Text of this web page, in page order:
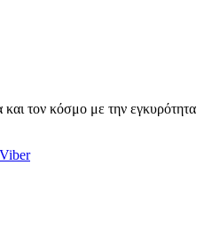
τον κόσμο με την εγκυρότητα
Viber